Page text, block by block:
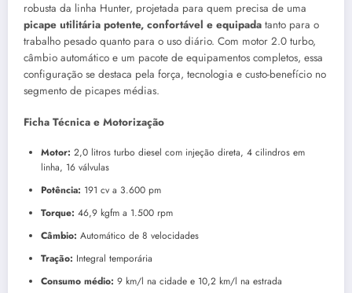
robusta da linha Hunter, projetada para quem precisa de uma
picape utilitária potente, confortável e equipada tanto para o
trabalho pesado quanto para o uso diário. Com motor 2.0 turbo,
câmbio automático e um pacote de equipamentos completos, essa
configuração se destaca pela força, tecnologia e custo-benefício no
segmento de picapes médias.
Ficha Técnica e Motorização
Motor: 2,0 litros turbo diesel com injeção direta, 4 cilindros em
linha, 16 válvulas
Potência: 191 cv a 3.600 pm
Torque: 46,9 kgfm a 1.500 rpm
Câmbio: Automático de 8 velocidades
Tração: Integral temporária
Consumo médio: 9 km/l na cidade e 10,2 km/l na estrada